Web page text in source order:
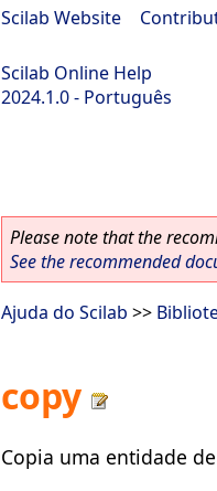
Scilab Website
Scilab Online Help
2024.1.0 - Português
Please note that the
See the recommended
Ajuda do Scilab >>
copy
Copia uma entidade